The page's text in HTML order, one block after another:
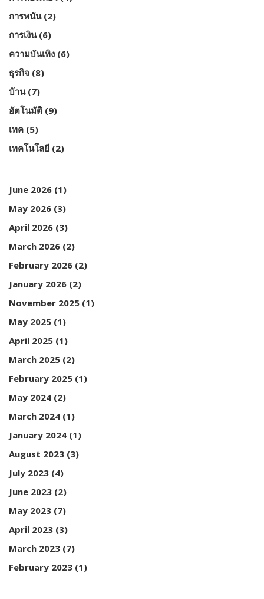
การพนัน(2)
การเงิน(6)
ความบันเทิง (6)
ธุรกิจ (8)
บ้าน(7)
อัตโนมัติ (9)
เทค (5)
เทคโนโลยี (2)
June 2026 (1)
May 2026 (3)
April 2026 (3)
March 2026 (2)
February 2026 (2)
January 2026 (2)
November 2025 (1)
May 2025 (1)
April 2025 (1)
March 2025 (2)
February 2025 (1)
May 2024 (2)
March 2024 (1)
January 2024 (1)
August 2023 (3)
July 2023 (4)
June 2023 (2)
May 2023 (7)
April 2023 (3)
March 2023 (7)
February 2023 (1)